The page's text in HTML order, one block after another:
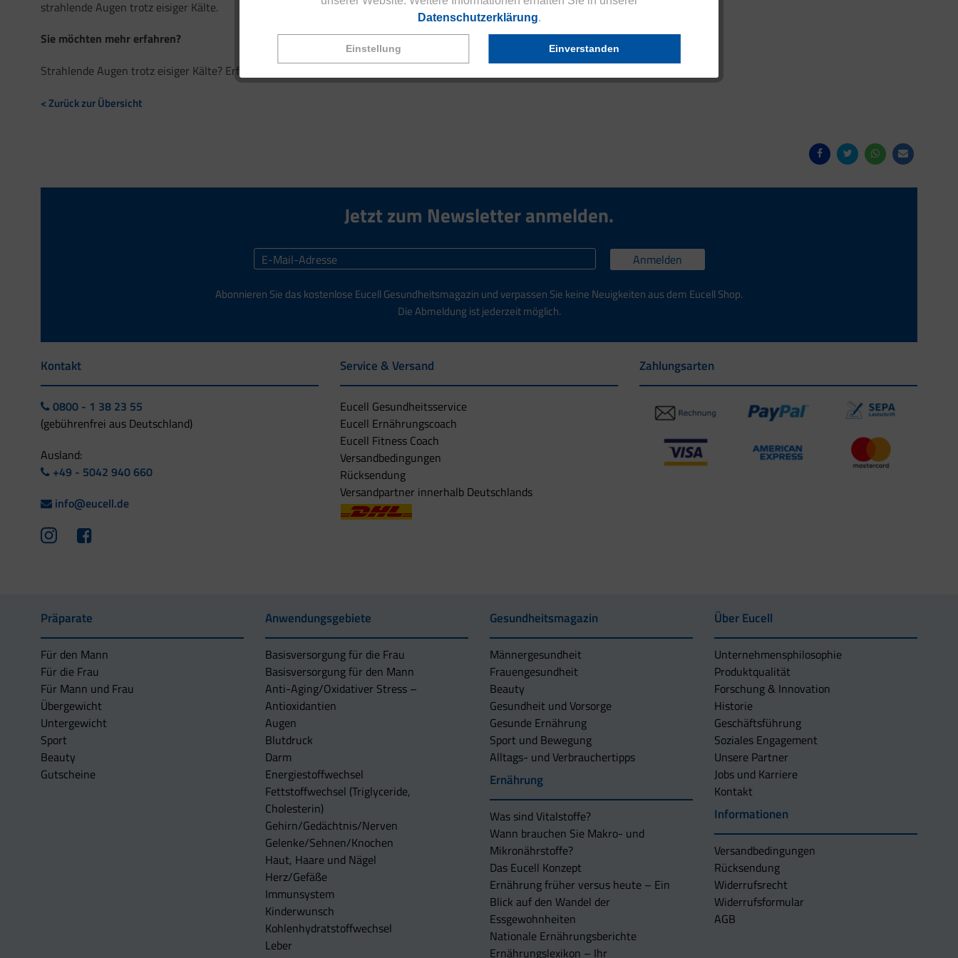
Datenschutzerklärung.
Einstellung Einverstanden
strahlende Augen trotz eisiger Kälte.
Sie möchten mehr erfahren?
Strahlende Augen trotz eisiger Kälte? Erfahren Sie, wie Sie Ihre Augenpflege im Winter optimieren können. Klicken Sie hier
< Zurück zur Übersicht
Jetzt zum Newsletter anmelden.
Anmelden
Abonnieren Sie das kostenlose Eucell Gesundheitsmagazin und verpassen Sie keine Neuigkeiten aus dem Eucell Shop.
Die Abmeldung ist jederzeit möglich.
Kontakt
0800 - 1 38 23 55
(gebührenfrei aus Deutschland)
Ausland:
+49 - 5042 940 660
info@eucell.de
Service & Versand
Eucell Gesundheitsservice
Eucell Ernährungscoach
Eucell Fitness Coach
Versandbedingungen
Rücksendung
Versandpartner innerhalb Deutschlands
Zahlungsarten
Präparate
Für den Mann
Für die Frau
Für Mann und Frau
Übergewicht
Untergewicht
Sport
Beauty
Gutscheine
Anwendungsgebiete
Basisversorgung für die Frau
Basisversorgung für den Mann
Anti-Aging/Oxidativer Stress –
Antioxidantien
Augen
Blutdruck
Darm
Energiestoffwechsel
Fettstoffwechsel (Triglyceride,
Cholesterin)
Gehirn/Gedächtnis/Nerven
Gelenke/Sehnen/Knochen
Haut, Haare und Nägel
Herz/Gefäße
Immunsystem
Kinderwunsch
Kohlenhydratstoffwechsel
Leber
Gesundheitsmagazin
Männergesundheit
Frauengesundheit
Beauty
Gesundheit und Vorsorge
Gesunde Ernährung
Sport und Bewegung
Alltags- und Verbrauchertipps
Ernährung
Was sind Vitalstoffe?
Wann brauchen Sie Makro- und
Mikronährstoffe?
Das Eucell Konzept
Ernährung früher versus heute – Ein
Blick auf den Wandel der
Essgewohnheiten
Nationale Ernährungsberichte
Ernährungslexikon – Ihr
Über Eucell
Unternehmens­philosophie
Produktqualität
Forschung & Innovation
Historie
Geschäftsführung
Soziales Engagement
Unsere Partner
Jobs und Karriere
Kontakt
Informationen
Versandbedingungen
Rücksendung
Widerrufsrecht
Widerrufsformular
AGB